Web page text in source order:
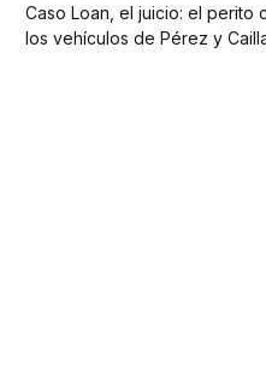
Caso Loan, el juicio: el perito
los vehículos de Pérez y